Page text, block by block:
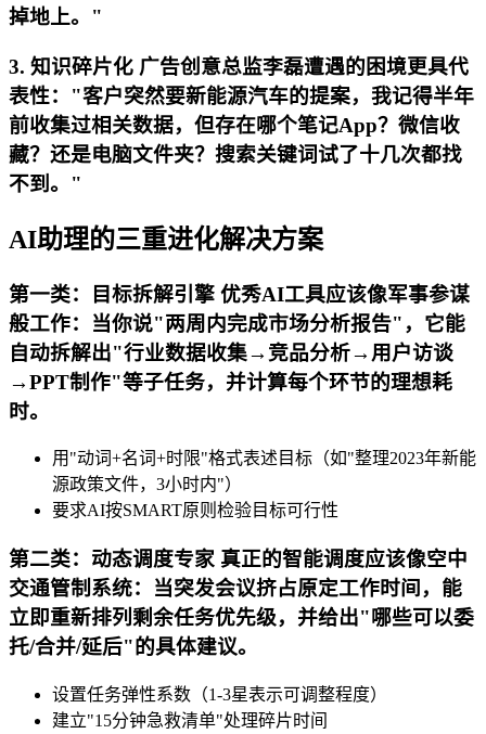
掉地上。"
3. 知识碎片化 广告创意总监李磊遭遇的困境更具代
表性："客户突然要新能源汽车的提案，我记得半年
前收集过相关数据，但存在哪个笔记App？微信收
藏？还是电脑文件夹？搜索关键词试了十几次都找
不到。"
AI助理的三重进化解决方案
第一类：目标拆解引擎 优秀AI工具应该像军事参谋
般工作：当你说"两周内完成市场分析报告"，它能
自动拆解出"行业数据收集→竞品分析→用户访谈
→PPT制作"等子任务，并计算每个环节的理想耗
时。
用"动词+名词+时限"格式表述目标（如"整理2023年新能
源政策文件，3小时内"）
要求AI按SMART原则检验目标可行性
第二类：动态调度专家 真正的智能调度应该像空中
交通管制系统：当突发会议挤占原定工作时间，能
立即重新排列剩余任务优先级，并给出"哪些可以委
托/合并/延后"的具体建议。
设置任务弹性系数（1-3星表示可调整程度）
建立"15分钟急救清单"处理碎片时间